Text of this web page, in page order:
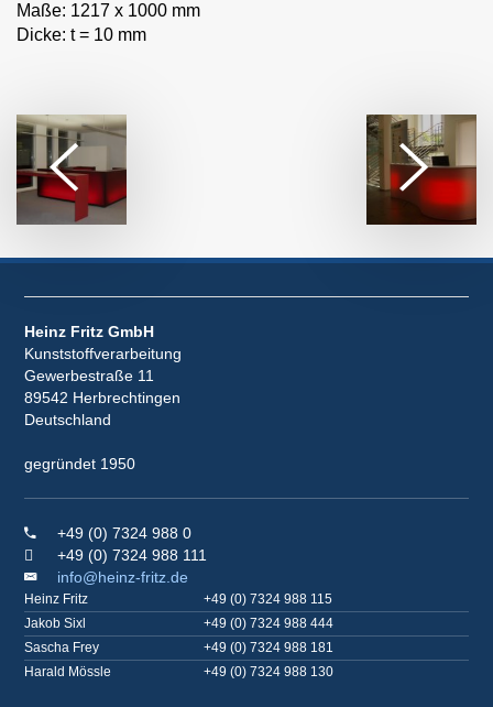
Maße: 1217 x 1000 mm
Dicke: t = 10 mm
Heinz Fritz GmbH
Kunststoffverarbeitung
Gewerbestraße 11
89542 Herbrechtingen
Deutschland
gegründet 1950
+49 (0) 7324 988 0
+49 (0) 7324 988 111
info@heinz-fritz.de
Heinz Fritz
+49 (0) 7324 988 115
Jakob Sixl
+49 (0) 7324 988 444
Sascha Frey
+49 (0) 7324 988 181
Harald Mössle
+49 (0) 7324 988 130